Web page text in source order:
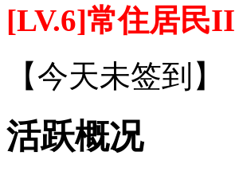
[LV.6]常住居民II
【今天未签到 】
活跃概况